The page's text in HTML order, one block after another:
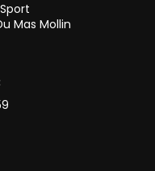
Mas Mollin